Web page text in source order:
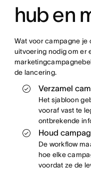
hub en
Wat voor campagne je
uitvoering nodig om er
de lancering.
Verzamel
Het sjabloon
vooraf vast te
ontbrekende
Houd
De workflow
hoe elke
voordat ze de